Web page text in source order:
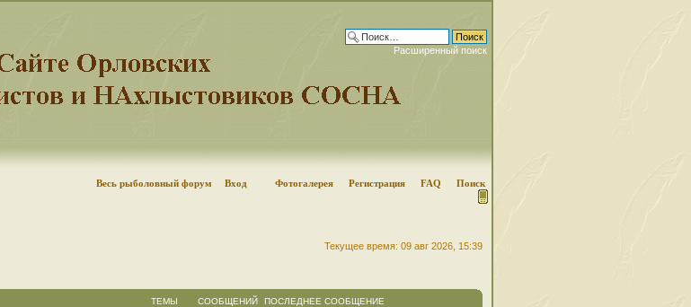
Расширенный поиск
Весь рыболовный форум Вход Фотогалерея Регистрация FAQ Поиск
Текущее время: 09 авг 2026, 15:39
ТЕМЫ СООБЩЕНИЙ ПОСЛЕДНЕЕ СООБЩЕНИЕ